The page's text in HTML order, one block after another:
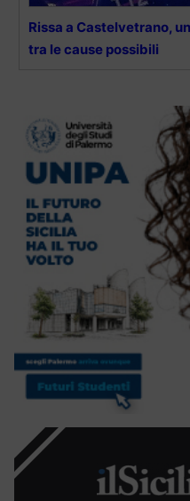
Rissa a Castelvetrano,
tra le cause possibili